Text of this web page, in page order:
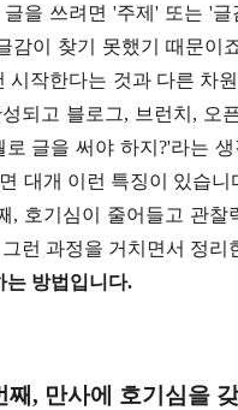
을 쓰려면 '주제' 또는 '
감이 찾기 못했기 때문이
작한다는 것과 다른 차
되고 블로그, 브런치, 오
글을 써야 하지?'라는
대개 이런 특징이 있습
, 호기심이 줄어들고 관
런 과정을 거치면서 정
는 방법입니다.
, 만사에 호기심을